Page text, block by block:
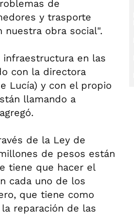
de
y trasporte
obra social".
en las
con la directora
Lucía) y con el propio
llamando a
de la Ley de
de pesos están
tiene que hacer el
cada uno de los
que tiene como
reparación de las